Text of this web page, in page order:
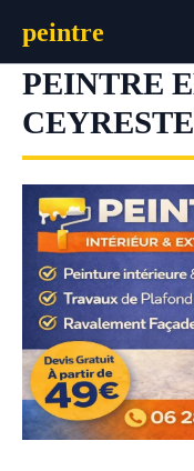
contenu
peintre
PEINTRE
CEYRESTE